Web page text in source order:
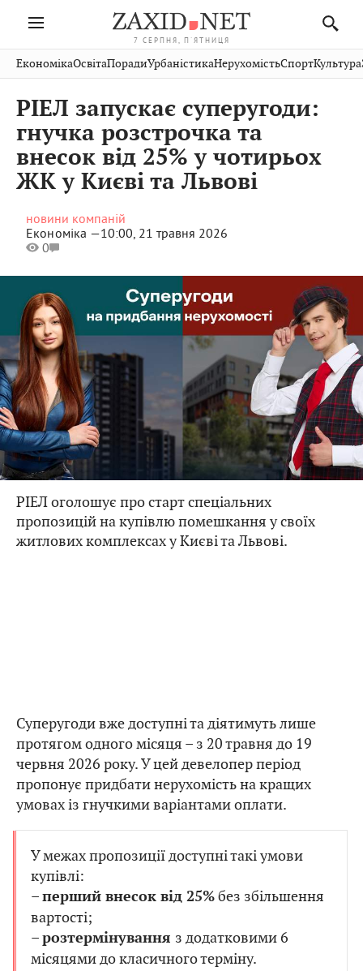
7 СЕРПНЯ, П'ЯТНИЦЯ
Івано-
Франківськ
Тернопіль
Волинь
Закарпаття
Рівне
Чернівці
Шептицький
Стрий
Хмельницький
Вінниця
Публікації
Авто СловкоКультура
Кіно Дім СпортКраєзнавство
ФотоОсвітаНерухомість
тварини
ЕкономікаОсвітаПорадиУрбаністикаНерухомістьСпортКультура
РІЕЛ запускає суперугоди:
гнучка розстрочка та
внесок від 25% у чотирьох
ЖК у Києві та Львові
новини компаній
Економіка —10:00, 21 травня 2026
0
РІЕЛ оголошує про старт спеціальних
пропозицій на купівлю помешкання у своїх
житлових комплексах у Києві та Львові.
Суперугоди вже доступні та діятимуть лише
протягом одного місяця – з 20 травня до 19
червня 2026 року. У цей девелопер період
пропонує придбати нерухомість на кращих
умовах із гнучкими варіантами оплати.
У межах пропозиції доступні такі умови
купівлі:
–перший внесок від 25%без збільшення
вартості;
–розтермінування з додатковими 6
місяцями до класичного терміну.